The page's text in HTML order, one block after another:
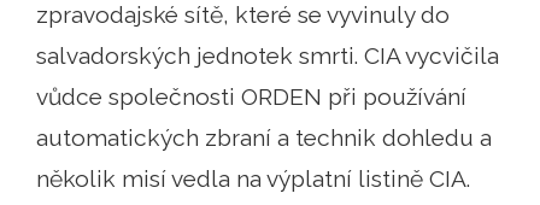
zpravodajské sítě, které se vyvinuly do
salvadorských jednotek smrti. CIA vycvičila
vůdce společnosti ORDEN při používání
automatických zbraní a technik dohledu a
několik misí vedla na výplatní listině CIA.